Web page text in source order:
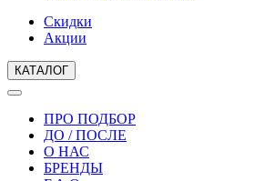
Скидки
Акции
КАТАЛОГ
ПРО ПОДБОР
ДО / ПОСЛЕ
О НАС
БРЕНДЫ